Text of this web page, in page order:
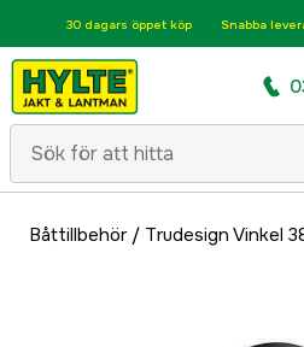
30 dagars öppet köp Snabba
Båttillbehör/ Trudesign Vinkel